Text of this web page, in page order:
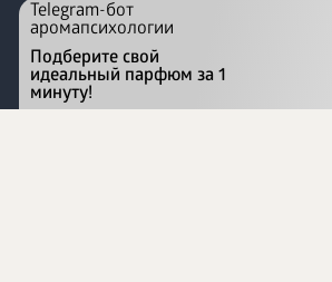
Перейти на сайт
Telegram-бот
аромапсихологии
Подберите свой
идеальный парфюм за 1
минуту!